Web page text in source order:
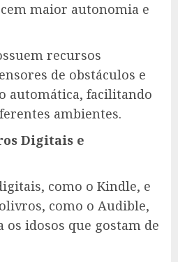
maior autonomia e
recursos
de obstáculos e
automática, facilitando
ambientes.
Digitais e
como o Kindle, e
como o Audible,
os idosos que gostam de